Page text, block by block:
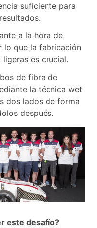
suficiente para
a la hora de
lo que la fabricación
es crucial.
de fibra de
la técnica wet
dos lados de forma
después.
este desafío?